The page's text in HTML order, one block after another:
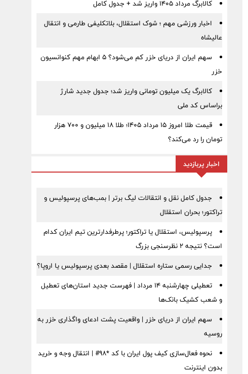
کالابرگ مرداد ۱۴۰۵ واریز شد + جدول کامل
اخبار ورزشی مهم ؛ شوک استقلال، بلاتکلیفی طارمی و انتقال
عالیشاه
سهم ایران از دریای خزر کم می‌شود؟ ۵ ابهام مهم کنوانسیون
خزر
کالابرگ یک میلیون تومانی واریز شد؛ جدول جدید شارژ
براساس کد ملی
قیمت طلا امروز ۱۵ مرداد ۱۴۰۵؛ طلا ۱۸ میلیون و ۷۰۰ هزار
تومان را رد می‌کند؟
اخبار پربازدید
جدول کامل نقل و انتقالات لیگ برتر | بمب‌های پرسپولیس و
تراکتور؛ بحران استقلال
پرسپولیس، استقلال یا تراکتور؛ پرطرفدارترین تیم ایران کدام
است؟ نتیجه ۲ نظرسنجی بزرگ
جدایی رسمی ستاره استقلال | مقصد بعدی پرسپولیس یا اروپا؟
تعطیلی چهارشنبه ۱۴ مرداد | فهرست جدید استان‌های تعطیل
و شعب کشیک بانک‌ها
سهم ایران از دریای خزر | واقعیت پشت ادعای واگذاری خزر به
روسیه
نحوه فعال‌سازی کیف پول ایران با کد *98# | انتقال وجه و خرید
بدون اینترنت